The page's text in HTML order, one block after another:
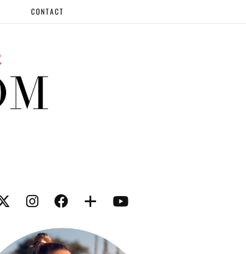
CONTACT